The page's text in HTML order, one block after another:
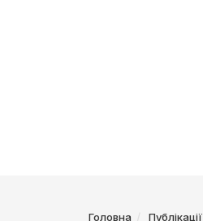
Головна Публікації